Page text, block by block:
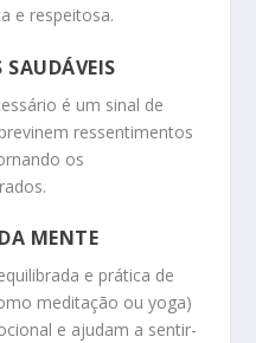
e respeitosa.
SAUDÁVEIS
é um sinal de
ressentimentos
os
MENTE
e prática de
meditação ou yoga)
e ajudam a sentir-